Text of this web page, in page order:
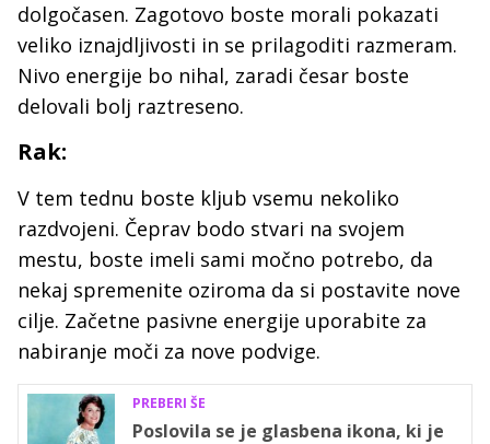
dolgočasen. Zagotovo boste morali pokazati
veliko iznajdljivosti in se prilagoditi razmeram.
Nivo energije bo nihal, zaradi česar boste
delovali bolj raztreseno.
Rak:
V tem tednu boste kljub vsemu nekoliko
razdvojeni. Čeprav bodo stvari na svojem
mestu, boste imeli sami močno potrebo, da
nekaj spremenite oziroma da si postavite nove
cilje. Začetne pasivne energije uporabite za
nabiranje moči za nove podvige.
PREBERI ŠE
Poslovila se je glasbena ikona, ki je